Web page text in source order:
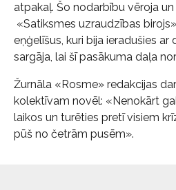
atpakaļ. Šo nodarbību vēroja
«Satiksmes uzraudzības
eņģelīšus, kuri bija ieradušies
sargāja, lai šī pasākuma daļa
Žurnāla «Rosme» redakcijas
kolektīvam novēl: «Nenokārt
laikos un turēties pretī visiem
pūš no četrām pusēm».